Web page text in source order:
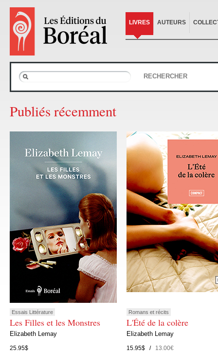
LIVRES AUTEURS
RECHERCHER
Publiés récemment
Essais Littérature
Les Filles et les Monstres
Elizabeth Lemay
25.95$
Romans et récits
L'Été de la colère
Elizabeth Lemay
15.95$ /13.00€